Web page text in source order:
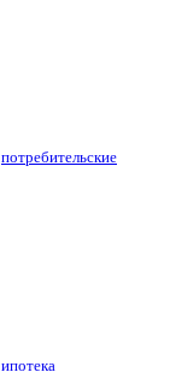
потребительские
ипотека